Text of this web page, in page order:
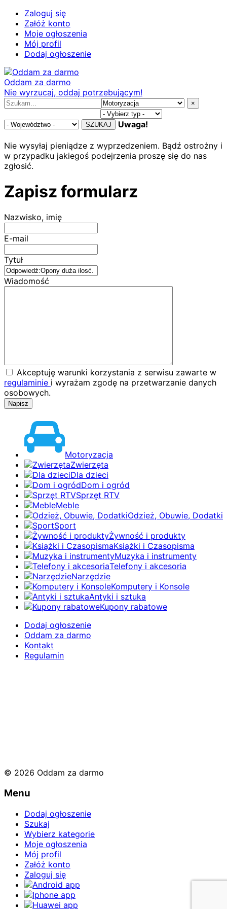
Zaloguj się
Załóż konto
Moje ogłoszenia
Mój profil
Dodaj ogłoszenie
Oddam za darmo
Nie wyrzucaj, oddaj potrzebującym!
SZUKAJ
×
Uwaga!
Nie wysyłaj pieniądze z wyprzedzeniem. Bądź ostrożny i
w przypadku jakiegoś podejrzenia proszę się do nas
zgłosić.
Zapisz formularz
Nazwisko, imię
E-mail
Tytuł
Wiadomość
Akceptuję warunki korzystania z serwisu zawarte w
regulaminie i wyrażam zgodę na przetwarzanie danych
osobowych.
Motoryzacja
Zwierzęta
Dla dzieci
Dom i ogród
Sprzęt RTV
Meble
Odzież, Obuwie, Dodatki
Sport
Żywność i produkty
Książki i Czasopisma
Muzyka i instrumenty
Telefony i akcesoria
Narzędzie
Komputery i Konsole
Antyki i sztuka
Kupony rabatowe
Dodaj ogłoszenie
Oddam za darmo
Kontakt
Regulamin
© 2026 Oddam za darmo
Menu
Dodaj ogłoszenie
Szukaj
Wybierz kategorie
Moje ogłoszenia
Mój profil
Załóż konto
Zaloguj się